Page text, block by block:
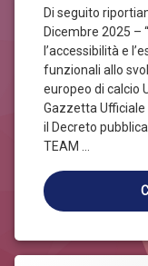
Di seguito
Dicembre 2025 –
l’accessibilità e
funzionali allo
europeo di calcio
Gazzetta
il Decreto
TEAM …
“UEFA
EURO
2032”